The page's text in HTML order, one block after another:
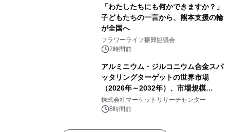
「わたしたちにも何かできますか？」
子どもたちの一言から、熊本支援の輪
が全国へ
フラワーライフ振興協議会
7時間前
アルミニウム・ジルコニウム合金スパ
ッタリングターゲットの世界市場
（2026年～2032年）、市場規模
（0.995、0.999、その他）・分析レポ
ートを発表
株式会社マーケットリサーチセンター
8時間前